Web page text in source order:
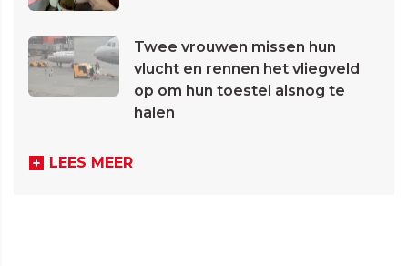
Twee vrouwen missen hun
vlucht en rennen het vliegveld
op om hun toestel alsnog te
halen
LEES MEER